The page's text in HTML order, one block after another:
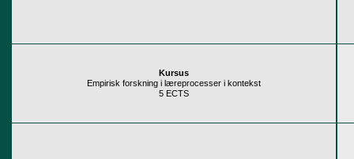
Kursus
Empirisk forskning i læreprocesser i kontekst
5 ECTS